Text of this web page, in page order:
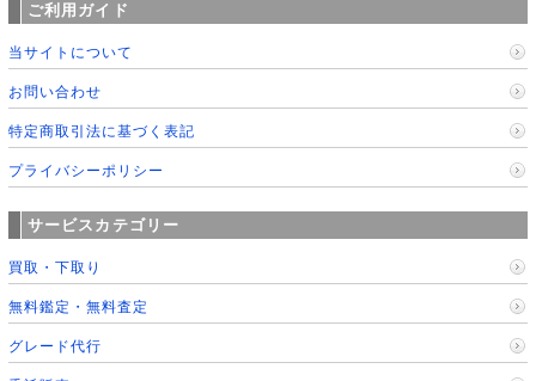
ご利用ガイド
当サイトについて
お問い合わせ
特定商取引法に基づく表記
プライバシーポリシー
サービスカテゴリー
買取・下取り
無料鑑定・無料査定
グレード代行